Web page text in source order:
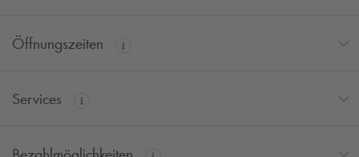
Öffnungszeiten
Services